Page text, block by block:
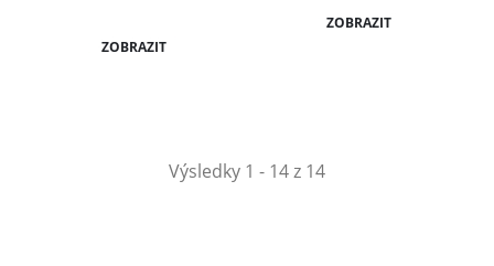
ZOBRAZIT
ZOBRAZIT
Výsledky 1 - 14 z 14